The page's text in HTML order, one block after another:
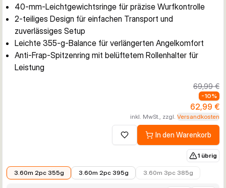
40-mm-Leichtgewichtsringe für präzise Wurfkontrolle
2-teiliges Design für einfachen Transport und
zuverlässiges Setup
Leichte 355-g-Balance für verlängerten Angelkomfort
Anti-Frap-Spitzenring mit belüftetem Rollenhalter für
Leistung
69,99 €
-10%
62,99 €
inkl. MwSt., zzgl. Versandkosten
Zur Wunschliste hinzufügen
In den Warenkorb
1 übrig
3.60m 2pc 355g
3.60m 2pc 395g
3.60m 3pc 385g